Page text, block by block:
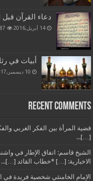
دعاء القرآن قبل
14 أبريل,2016
أبيات في
10 ديسمبر,2017
Recent Comments
قضية المرأة بين الفكر الغربي
[…]...
الشيخ قاسم: اتفاق الإطار في
الاخبارية: […] *خطاب القائد […]...
الإمام الخامنئي شخصية فريدة في